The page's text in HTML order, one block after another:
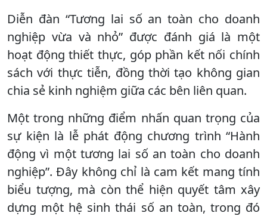
Diễn đàn “Tương lai số an toàn cho doanh
nghiệp vừa và nhỏ” được đánh giá là một
hoạt động thiết thực, góp phần kết nối chính
sách với thực tiễn, đồng thời tạo không gian
chia sẻ kinh nghiệm giữa các bên liên quan.
Một trong những điểm nhấn quan trọng của
sự kiện là lễ phát động chương trình “Hành
động vì một tương lai số an toàn cho doanh
nghiệp”. Đây không chỉ là cam kết mang tính
biểu tượng, mà còn thể hiện quyết tâm xây
dựng một hệ sinh thái số an toàn, trong đó